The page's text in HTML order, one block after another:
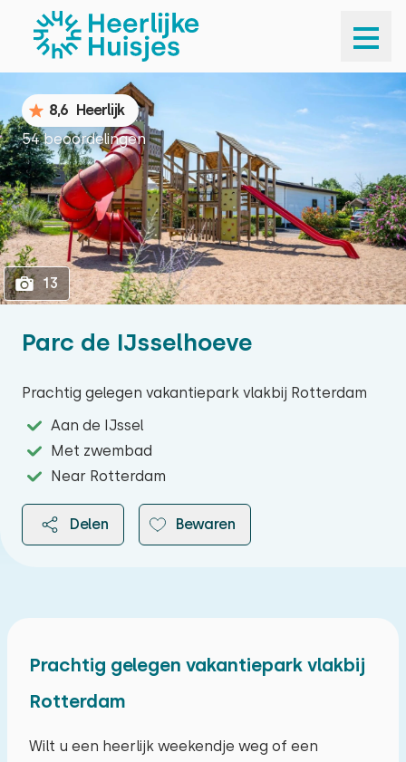
1
Parc de IJsselhoeve
Prachtig gelegen vakantiepark vlakbij Rotterdam
Aan de IJssel
Met zwembad
Near Rotterdam
Delen Bewaren
8,6 Heerlijk
54 beoordelingen
13
Prachtig gelegen vakantiepark vlakbij
Rotterdam
Wilt u een heerlijk weekendje weg of een
ma di wo do vr za